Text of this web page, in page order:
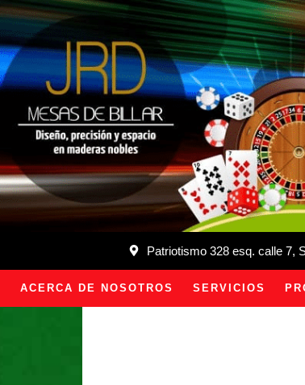
Patriotismo 328 esq. calle 7,
ACERCA DE NOSOTROS SERVICIOS